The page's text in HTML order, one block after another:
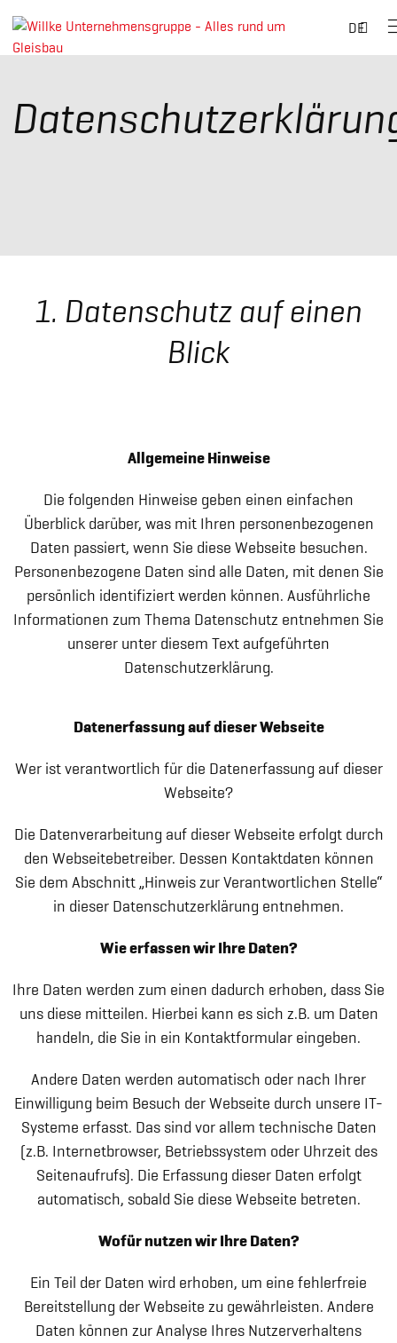
content
DE
1. Datenschutz auf einen
Blick
Allgemeine Hinweise
Die folgenden Hinweise geben einen einfachen
Überblick darüber, was mit Ihren personenbezogenen
Daten passiert, wenn Sie diese Webseite besuchen.
Personenbezogene Daten sind alle Daten, mit denen Sie
persönlich identifiziert werden können. Ausführliche
Informationen zum Thema Datenschutz entnehmen Sie
unserer unter diesem Text aufgeführten
Datenschutzerklärung.
Datenerfassung auf dieser Webseite
Wer ist verantwortlich für die Datenerfassung auf dieser
Webseite?
Die Datenverarbeitung auf dieser Webseite erfolgt durch
den Webseitebetreiber. Dessen Kontaktdaten können
Sie dem Abschnitt „Hinweis zur Verantwortlichen Stelle“
in dieser Datenschutzerklärung entnehmen.
Wie erfassen wir Ihre Daten?
Ihre Daten werden zum einen dadurch erhoben, dass Sie
uns diese mitteilen. Hierbei kann es sich z.B. um Daten
handeln, die Sie in ein Kontaktformular eingeben.
Andere Daten werden automatisch oder nach Ihrer
Einwilligung beim Besuch der Webseite durch unsere IT-
Systeme erfasst. Das sind vor allem technische Daten
(z.B. Internetbrowser, Betriebssystem oder Uhrzeit des
Seitenaufrufs). Die Erfassung dieser Daten erfolgt
automatisch, sobald Sie diese Webseite betreten.
Wofür nutzen wir Ihre Daten?
Ein Teil der Daten wird erhoben, um eine fehlerfreie
Bereitstellung der Webseite zu gewährleisten. Andere
Daten können zur Analyse Ihres Nutzerverhaltens